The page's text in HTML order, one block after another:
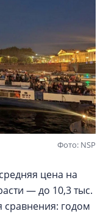
Фото: NSP
цена на
— до 10,3 тыс.
сравнения: годом